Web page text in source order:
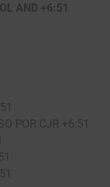
AND +6:51
POR CJR +6:51